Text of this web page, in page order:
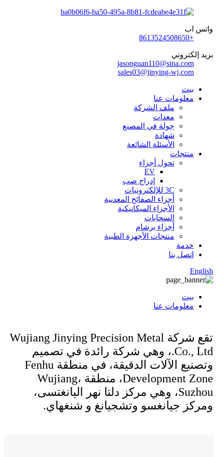
واتس اب
+8613524508650
بريد إلكتروني
jasonguan110@sina.com
sales03@jinying-wj.com
بيت
معلومات عنا
ملف الشركة
معدات
جولة في المصنع
شهادة
الأسئلة الشائعة
منتجات
تحول أجزاء
EV
إدراج صب
3C للإلكترونيات
أجزاء الصفائح المعدنية
الأجزاء الميكانيكية
السحابات
أجزاء برشام
منتجات الأجهزة الطبية
خدمة
اتصل بنا
English
بيت
معلومات عنا
تقع شركة Wujiang Jinying Precision Metal
Co., Ltd.، وهي شركة رائدة في تصميم
وتصنيع الآلات الدقيقة، في منطقة Fenhu
Development Zone، منطقة Wujiang،
Suzhou، وهي مركز دلتا نهر اليانغتسى،
ومركز جيانغسو وتشجيانغ و شنغهاي.